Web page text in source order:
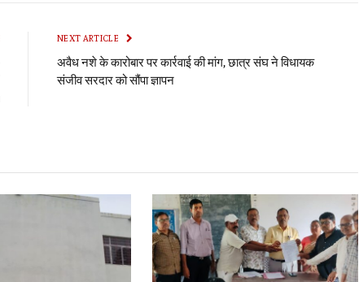
NEXT ARTICLE
अवैध नशे के कारोबार पर कार्रवाई की मांग, छात्र संघ ने विधायक
संजीव सरदार को सौंपा ज्ञापन